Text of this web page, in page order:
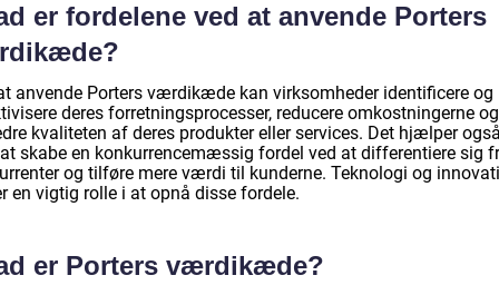
er fordelene ved at anvende Porters
anvende Porters værdikæde kan virksomheder identificere og
deres forretningsprocesser, reducere omkostningerne og
kvaliteten af deres produkter eller services. Det hjælper
skabe en konkurrencemæssig fordel ved at differentiere sig
og tilføre mere værdi til kunderne. Teknologi og
en vigtig rolle i at opnå disse fordele.
er Porters værdikæde?